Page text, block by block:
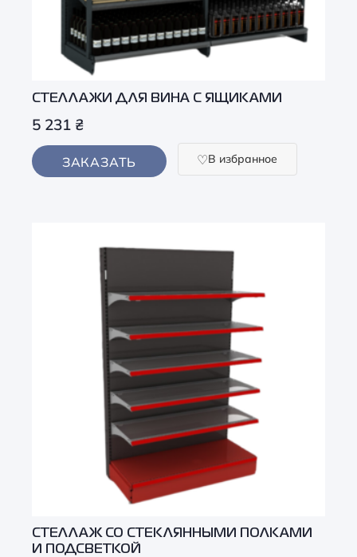
СТЕЛЛАЖИ ДЛЯ ВИНА С ЯЩИКАМИ
5 231 ₴
ЗАКАЗАТЬ В избранное
СТЕЛЛАЖ СО СТЕКЛЯННЫМИ ПОЛКАМИ
И ПОДСВЕТКОЙ